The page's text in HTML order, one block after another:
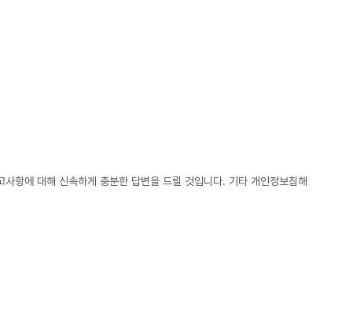
항에 대해 신속하게 충분한 답변을 드릴 것입니다. 기타 개인정보침해